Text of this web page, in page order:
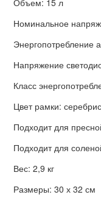
Объем: 15 л
Номинальное
Энергопотребление
Напряжение
Класс
Цвет рамки:
Подходит для
Подходит для
Вес: 2,9 кг
Размеры: 30 х 32 см